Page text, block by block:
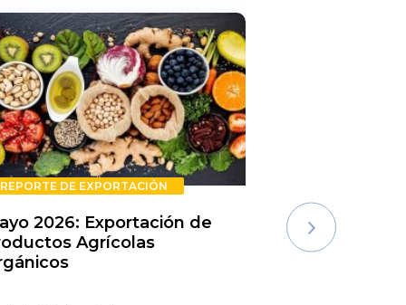
REPORTE DE EXPORTACIÓN
2026: Exportación de
Agrícolas
Rechazos
Semestre